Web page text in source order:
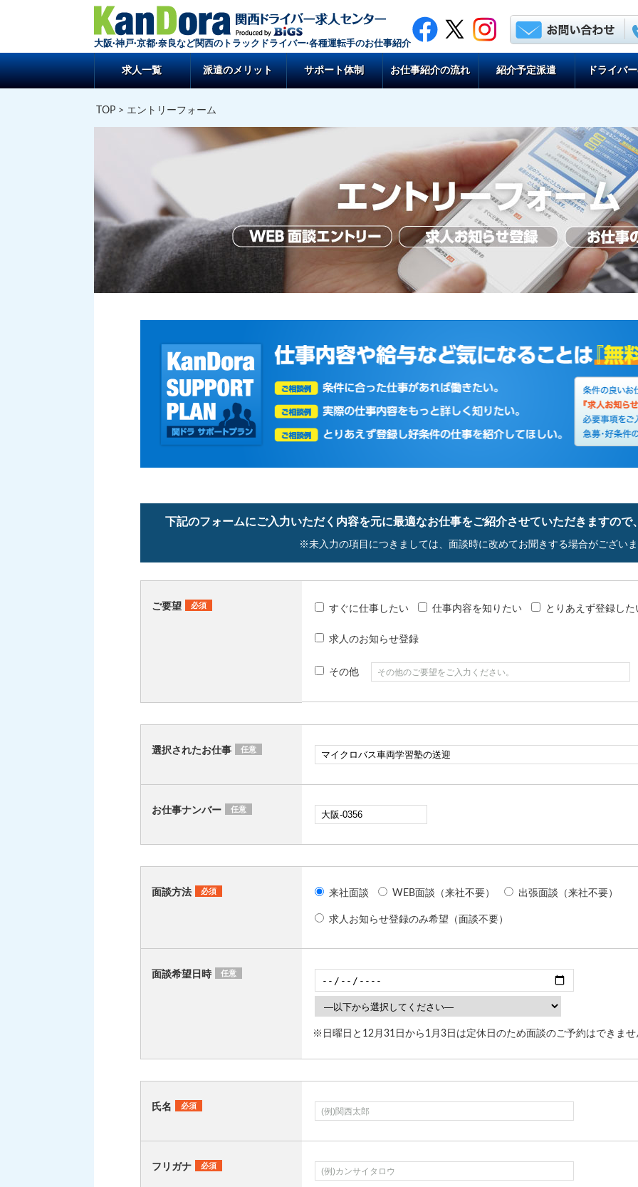
大阪·神戸·京都·奈良など関西のトラックドライバー·各種運転手のお仕事紹介
求人一覧 派遣のメリット サポート体制 お仕事紹介の流れ 紹介予定派遣 ドライバ
TOP> エントリーフォーム
下記のフォームにご入力いただく内容を元に最適なお仕事をご紹介させていただきますの
※未入力の項目につきましては、面談時に改めてお聞きする場合がござい
ご要望 必須 すぐに仕事したい 仕事内容を知りたい とりあえず登録した
求人のお知らせ登録
その他
選択されたお仕事 任意
お仕事ナンバー 任意
面談方法 必須 来社面談 WEB面談（来社不要） 出張面談（来社不要）
求人お知らせ登録のみ希望（面談不要）
面談希望日時 任意
※日曜日と12月31日から1月3日は定休日のため面談のご予約はできませ
氏名 必須
フリガナ 必須